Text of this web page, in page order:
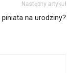
Następny artykuł
na urodziny?